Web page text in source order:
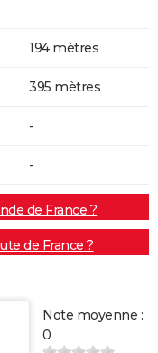
194 mètres
395 mètres
-
-
de France ?
de France ?
Note moyenne :
0